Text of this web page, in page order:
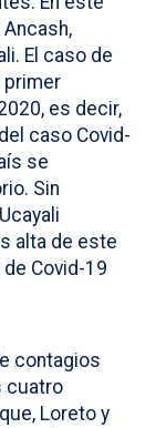
El caso de
primer
es decir,
caso Covid-
se
Sin
alta de este
Covid-19
contagios
cuatro
Loreto y